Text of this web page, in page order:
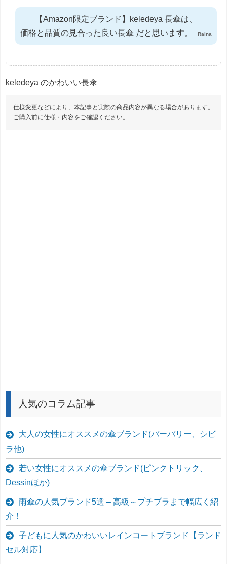
【Amazon限定ブランド】keledeya 長傘は、
価格と品質の見合った良い長傘 だと思います。
Raina
keledeya のかわいい長傘
仕様変更などにより、本記事と実際の商品内容が異なる場合があります。
ご購入前に仕様・内容をご確認ください。
人気のコラム記事
大人の女性にオススメの傘ブランド(バーバリー、シビ
ラ他)
若い女性にオススメの傘ブランド(ピンクトリック、
Dessinほか)
雨傘の人気ブランド5選 – 高級～プチプラまで幅広く紹
介！
子どもに人気のかわいいレインコートブランド【ランド
セル対応】